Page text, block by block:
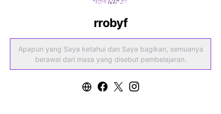
rrobyf
Apapun yang Saya ketahui dan Saya bagikan, semuanya
berawal dari masa yang disebut pembelajaran.